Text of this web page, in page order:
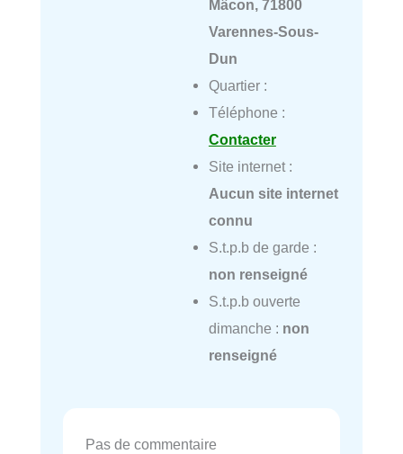
Mâcon, 71800
Varennes-Sous-
Dun
Quartier :
Téléphone :
Contacter
Site internet :
Aucun site internet
connu
S.t.p.b de garde :
non renseigné
S.t.p.b ouverte
dimanche : non
renseigné
Pas de commentaire